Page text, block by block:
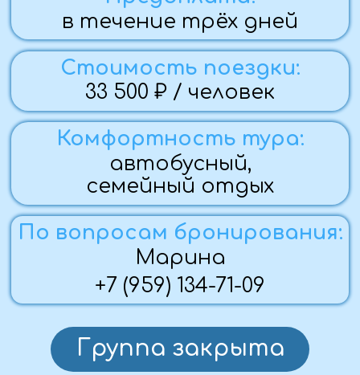
Группа закрыта
Программа тура:
— Прибытие в г. Воронеж.
— Завтрак ( входит в стоимость).
— Прокатитесь на настоящем паровозе- Графский
поезд прошлого века.....состав имеет всего 2 вагона.
— Сделаете остановку на станции Графская и
посетите дворцовый комплекс Ольденбургских.
— Погуляете по графскому парку.
— Посетите музей Русской бани.
и раздевальню и парную, где парились и мылись в
прошлом сначала мужчины , а потом и женщины.
В музее можно увидеть как жили купцы, отведать
А ещё экскурсии сопровождаются театральной
программой.
— Возвращение в Воронеж.
— Заселение в отель.
2 ДЕНЬ (07.03.26)
— Вечерний выезд из Стаханова (бесплатный
трансфер) , Алчевска, Луганска, Краснодона.
1 ДЕНЬ (06.03.26)